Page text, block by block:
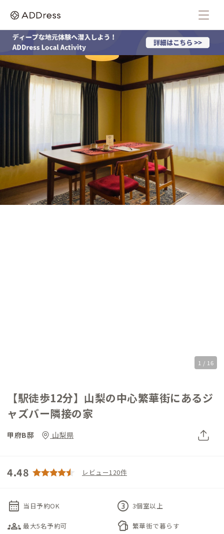
1 / 16
【駅徒歩12分】山梨の中心繁華街にあるジ
ャズバー隣接の家
甲府B邸 山梨県
4.48 レビュー120件
calendar_month 当日予約OK counter_3 3個室以上
groups_3 最大5名予約可 sports_bar 繁華街で暮らす